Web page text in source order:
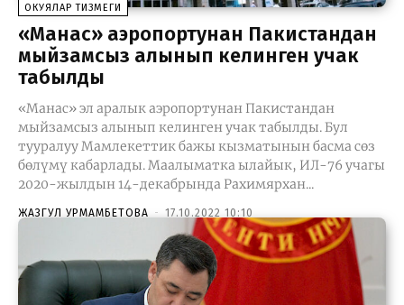
ОКУЯЛАР ТИЗМЕГИ
«Манас» аэропортунан Пакистандан
мыйзамсыз алынып келинген учак
табылды
«Манас» эл аралык аэропортунан Пакистандан
мыйзамсыз алынып келинген учак табылды. Бул
тууралуу Мамлекеттик бажы кызматынын басма сөз
бөлүмү кабарлады. Маалыматка ылайык, ИЛ-76 учагы
2020-жылдын 14-декабрында Рахимярхан...
ЖАЗГУЛ УРМАМБЕТОВА - 17.10.2022 10:10